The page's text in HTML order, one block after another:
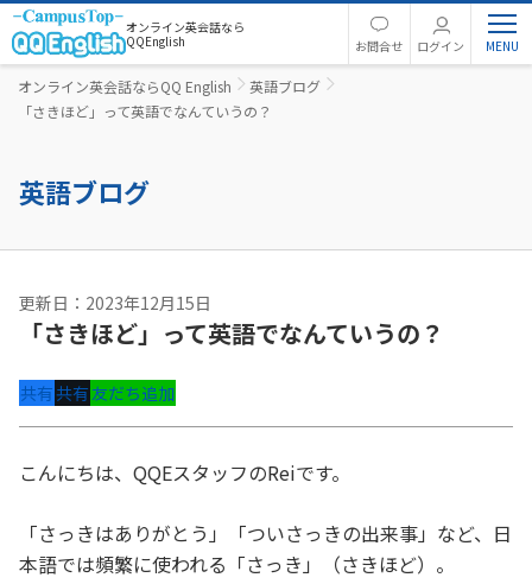
オンライン英会話なら
QQEnglish
お問合せ ログイン
オンライン英会話ならQQ English
英語ブログ
「さきほど」って英語でなんていうの？
英語ブログ
更新日：2023年12月15日
「さきほど」って英語でなんていうの？
共有共有友だち追加
こんにちは、QQEスタッフのReiです。
「さっきはありがとう」「ついさっきの出来事」など、日
本語では頻繁に使われる「さっき」（さきほど）。